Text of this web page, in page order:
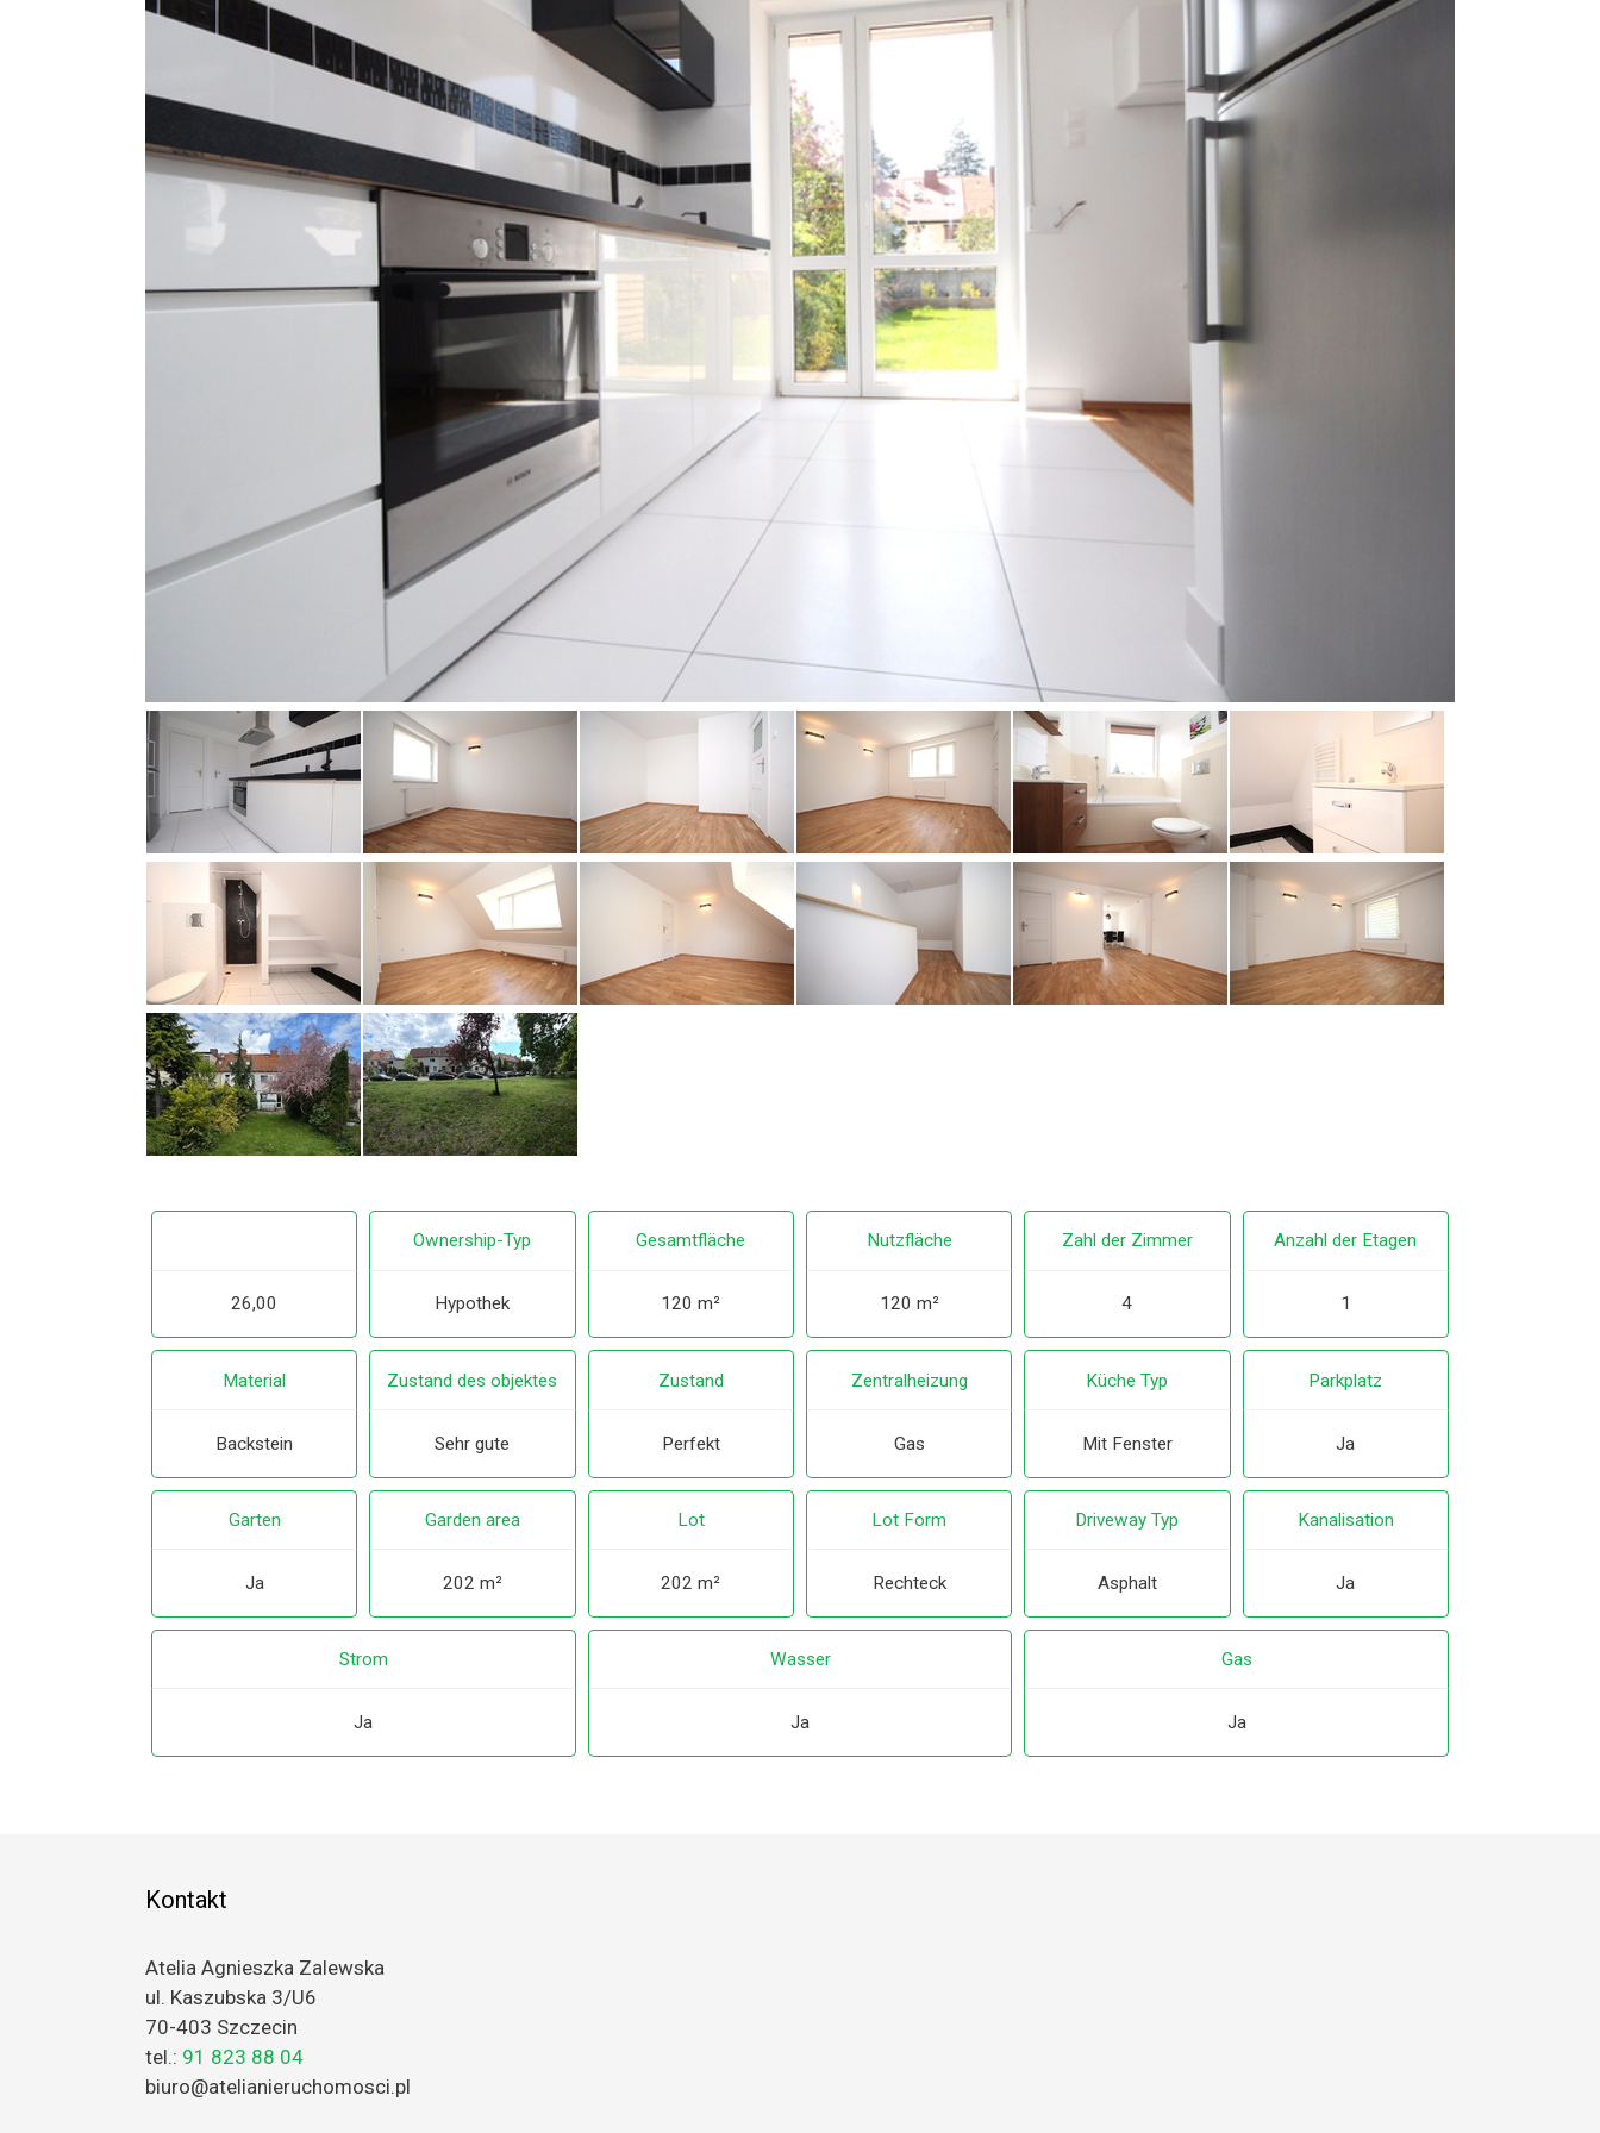
26,00
Ownership-Typ
Hypothek
Gesamtfläche
120 m²
Nutzfläche
120 m²
Zahl der Zimmer
4
Anzahl der Etagen
1
Material
Backstein
Zustand des objektes
Sehr gute
Zustand
Perfekt
Zentralheizung
Gas
Küche Typ
Mit Fenster
Parkplatz
Ja
Garten
Ja
Garden area
202 m²
Lot
202 m²
Lot Form
Rechteck
Driveway Typ
Asphalt
Kanalisation
Ja
Strom
Ja
Wasser
Ja
Gas
Ja
Kontakt
Atelia Agnieszka Zalewska
ul. Kaszubska 3/U6
70-403 Szczecin
tel.: 91 823 88 04
biuro@atelianieruchomosci.pl